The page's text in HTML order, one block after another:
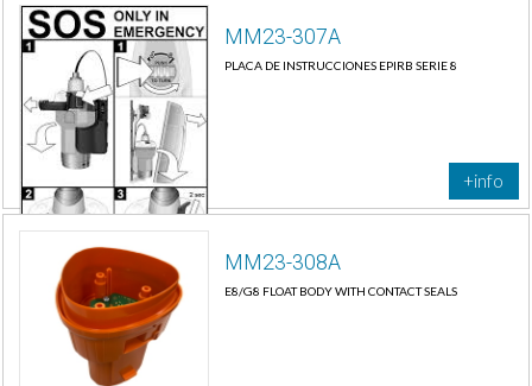
MM23-307A
PLACA DE INSTRUCCIONES EPIRB SERIE 8
+info
MM23-308A
E8/G8 FLOAT BODY WITH CONTACT SEALS